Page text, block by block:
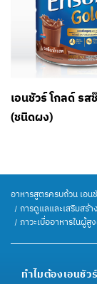
เอนชัวร์ โกลด์ ร
(ชนิดผง)
อาหารสูตรครบถ้วน เอน
การดูแลและเสริมสร้
ภาวะเบื่ออาหารในผู้สู
ทำไมต้องเอนชัวร์